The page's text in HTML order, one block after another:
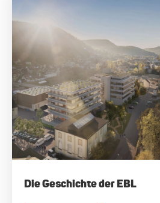
Die Ge­schich­te der EBL